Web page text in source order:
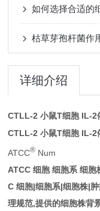
如何选择合适的
枯草芽孢杆菌作
详细介绍
CTLL-2 小鼠T细胞 IL-2
CTLL-2 小鼠T细胞 IL-2
ATCC® Num
ATCC 细胞 细胞系 细
C 细胞|细胞系|细胞株|
理规范,提供的细胞株背